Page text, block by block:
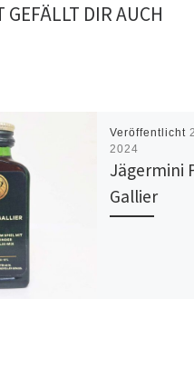
GEFÄLLT DIR AUCH
Veröffentlicht
2024
Jägermini
Gallier